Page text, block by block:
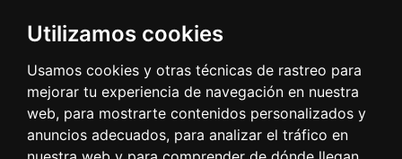
Utilizamos cookies
Usamos cookies y otras técnicas de rastreo para
mejorar tu experiencia de navegación en nuestra
web, para mostrarte contenidos personalizados y
anuncios adecuados, para analizar el tráfico en
Infraestructura
Tour Virtual 3D
Contacto
Muelles de Maliaño s/n
39009 Santander (Cantabria -